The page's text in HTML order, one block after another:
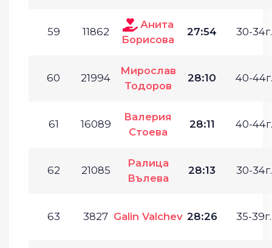
59 11862
Анита
Борисова
27:54 30-34г.
60 21994
Мирослав
Тодоров
28:10 40-44г.
61 16089
Валерия
Стоева
28:11 40-44г.
62 21085
Ралица
Вълева
28:13 30-34г.
63 3827 Galin Valchev 28:26 35-39г.